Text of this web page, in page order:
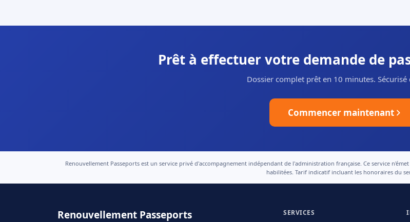
Prêt à effectuer votre demande de
Dossier complet prêt en 10 minutes. Sécurisé
Commencer maintenant
Renouvellement Passeports est un service privé d'accompagnement indépendant de l'administration française. Ce service
habilitées. Tarif indicatif incluant les honoraires du
Renouvellement Passeports SERVICES